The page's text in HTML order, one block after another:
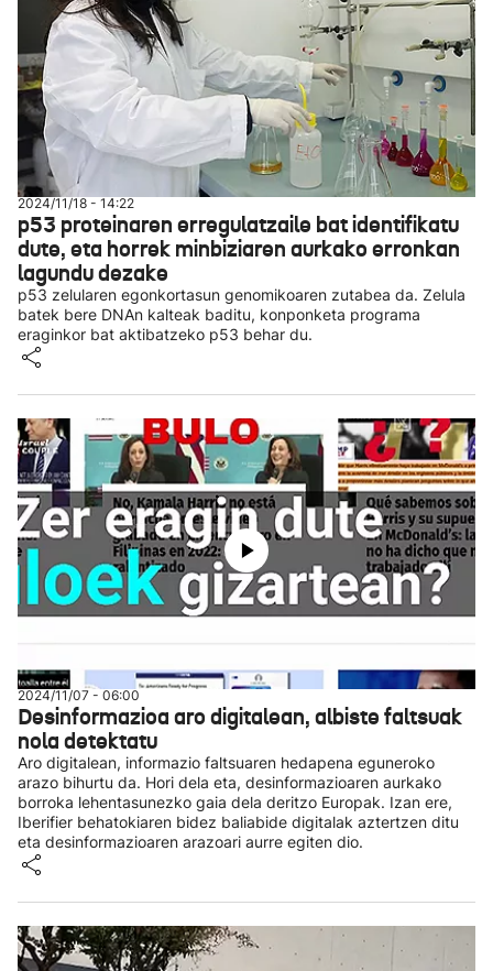
2024/11/18 - 14:22
p53 proteinaren erregulatzaile bat identifikatu
dute, eta horrek minbiziaren aurkako erronkan
lagundu dezake
p53 zelularen egonkortasun genomikoaren zutabea da. Zelula
batek bere DNAn kalteak baditu, konponketa programa
eraginkor bat aktibatzeko p53 behar du.
2024/11/07 - 06:00
Desinformazioa aro digitalean, albiste faltsuak
nola detektatu
Aro digitalean, informazio faltsuaren hedapena eguneroko
arazo bihurtu da. Hori dela eta, desinformazioaren aurkako
borroka lehentasunezko gaia dela deritzo Europak. Izan ere,
Iberifier behatokiaren bidez baliabide digitalak aztertzen ditu
eta desinformazioaren arazoari aurre egiten dio.